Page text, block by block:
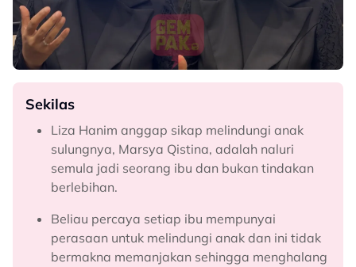
Sekilas
Liza Hanim anggap sikap melindungi anak
sulungnya, Marsya Qistina, adalah naluri
semula jadi seorang ibu dan bukan tindakan
berlebihan.
Beliau percaya setiap ibu mempunyai
perasaan untuk melindungi anak dan ini tidak
bermakna memanjakan sehingga menghalang